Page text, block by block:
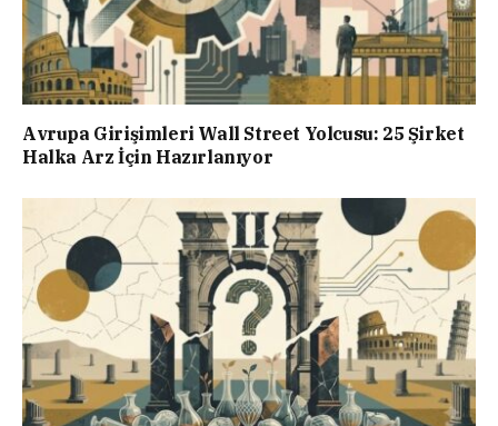
Avrupa Girişimleri Wall Street Yolcusu: 25 Şirket
Halka Arz İçin Hazırlanıyor